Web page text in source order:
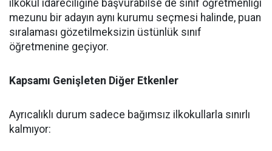
ilkokul idareciliğine başvurabilse de sınıf öğretmenliği
mezunu bir adayın aynı kurumu seçmesi halinde, puan
sıralaması gözetilmeksizin üstünlük sınıf
öğretmenine geçiyor.
Kapsamı Genişleten Diğer Etkenler
Ayrıcalıklı durum sadece bağımsız ilkokullarla sınırlı
kalmıyor: